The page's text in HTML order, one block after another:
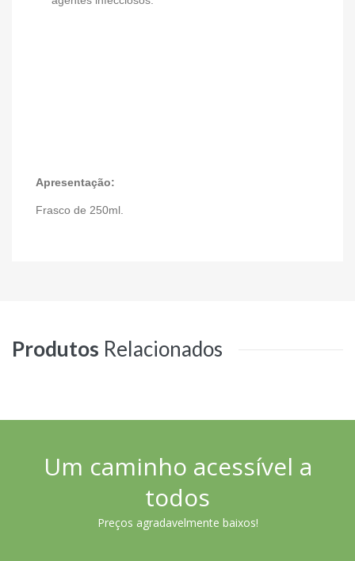
Apresentação:
Frasco de 250ml.
Produtos Relacionados
Um caminho acessível a
todos
Preços agradavelmente baixos!